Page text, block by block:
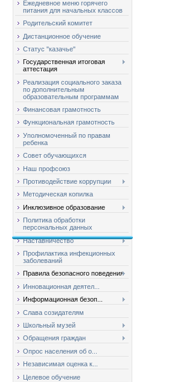
Ежедневное меню горячего
питания для начальных классов
Родительский комитет
Дистанционное обучение
Статус "казачье"
Государственная итоговая
аттестация
Реализация социального заказа
по дополнительным
образовательным программам
Финансовая грамотность
Функциональная грамотность
Уполномоченный по правам
ребенка
Совет обучающихся
Наш профсоюз
Противодействие коррупции
Методическая копилка
Инклюзивное образование
Политика обработки
персональных данных
Наставничество
Профилактика инфекционных
заболеваний
Правила безопасного поведения
Инновационная деятел...
Информационная безоп...
Слава созидателям
Школьный музей
Обращения граждан
Опрос населения об о...
Независимая оценка к...
Целевое обучение